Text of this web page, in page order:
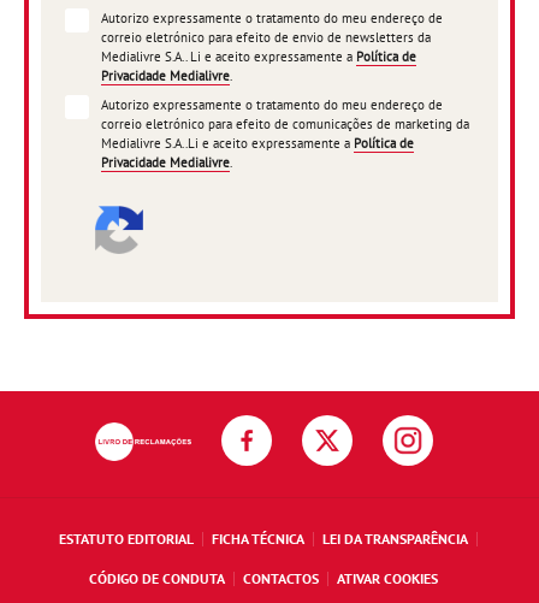
Autorizo expressamente o tratamento do meu endereço de
correio eletrónico para efeito de envio de newsletters da
Medialivre S.A.. Li e aceito expressamente a Política de
Privacidade Medialivre.
Autorizo expressamente o tratamento do meu endereço de
correio eletrónico para efeito de comunicações de marketing da
Medialivre S.A..Li e aceito expressamente a Política de
Privacidade Medialivre.
ESTATUTO EDITORIAL FICHA TÉCNICA LEI DA TRANSPARÊNCIA
CÓDIGO DE CONDUTA CONTACTOS ATIVAR COOKIES